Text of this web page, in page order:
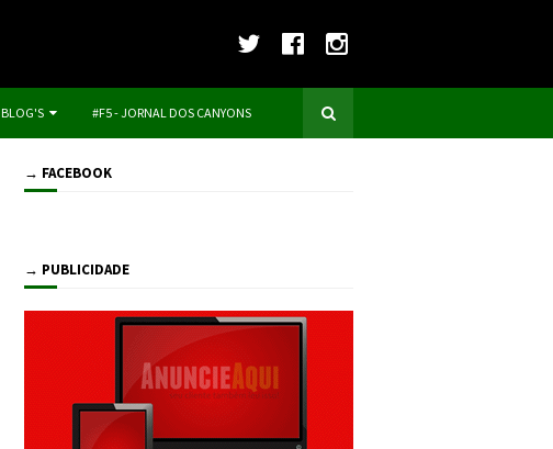
BLOG'S #F5 - JORNAL DOS CANYONS
→ FACEBOOK
→ PUBLICIDADE